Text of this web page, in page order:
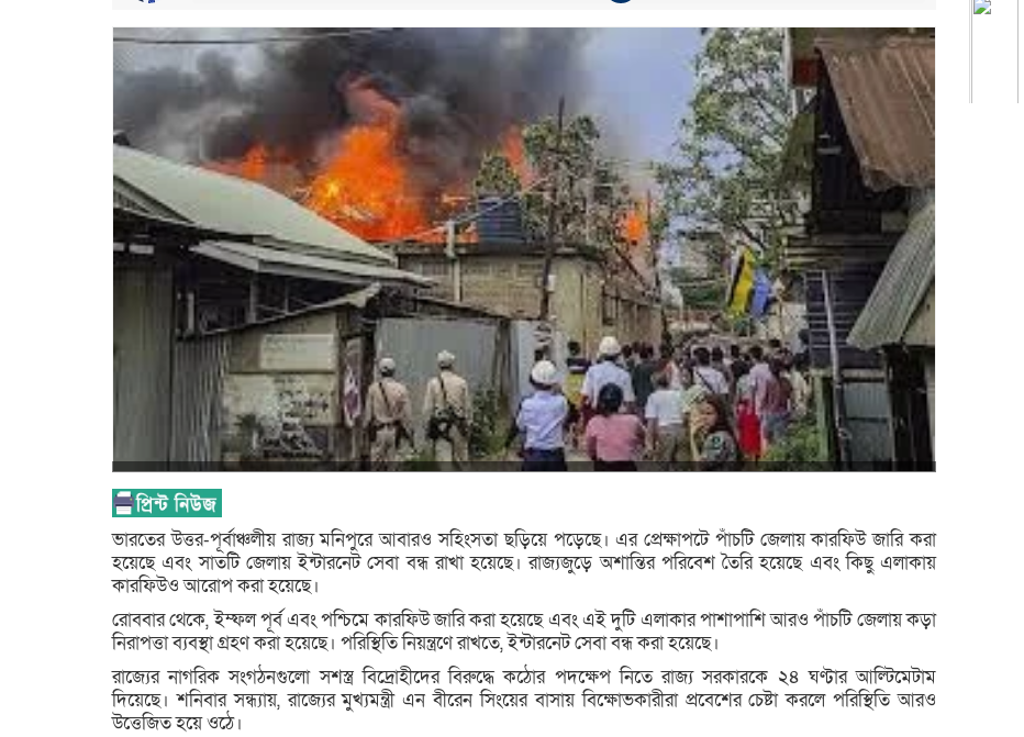
ভারতের উত্তর-পূর্বাঞ্চলীয় রাজ্য মনিপুরে আবারও সহিংসতা ছড়িয়ে পড়েছে। এর প্রেক্ষাপটে পাঁচটি জেলায় কারফিউ জারি করা
হয়েছে এবং সাতটি জেলায় ইন্টারনেট সেবা বন্ধ রাখা হয়েছে। রাজ্যজুড়ে অশান্তির পরিবেশ তৈরি হয়েছে এবং কিছু এলাকায়
কারফিউও আরোপ করা হয়েছে।
রোববার থেকে, ইম্ফল পূর্ব এবং পশ্চিমে কারফিউ জারি করা হয়েছে এবং এই দুটি এলাকার পাশাপাশি আরও পাঁচটি জেলায় কড়া
নিরাপত্তা ব্যবস্থা গ্রহণ করা হয়েছে। পরিস্থিতি নিয়ন্ত্রণে রাখতে, ইন্টারনেট সেবা বন্ধ করা হয়েছে।
রাজ্যের নাগরিক সংগঠনগুলো সশস্ত্র বিদ্রোহীদের বিরুদ্ধে কঠোর পদক্ষেপ নিতে রাজ্য সরকারকে ২৪ ঘণ্টার আল্টিমেটাম
দিয়েছে। শনিবার সন্ধ্যায়, রাজ্যের মুখ্যমন্ত্রী এন বীরেন সিংয়ের বাসায় বিক্ষোভকারীরা প্রবেশের চেষ্টা করলে পরিস্থিতি আরও
উত্তেজিত হয়ে ওঠে।